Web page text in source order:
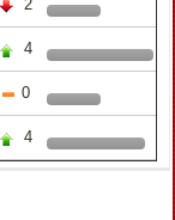
2
4
0
4